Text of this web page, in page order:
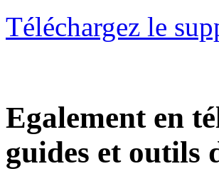
Téléchargez le
Egalement en
guides et outils